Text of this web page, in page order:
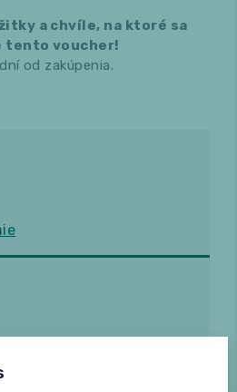
a chvíle, na ktoré sa
tento voucher!
od zakúpenia.
hodnotenia